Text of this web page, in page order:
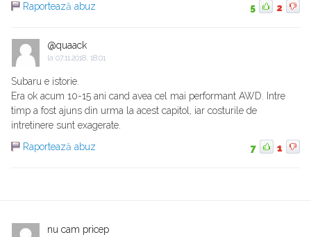
Raportează abuz
5 2
@quaack
la 07.11.2018, 18:01
Subaru e istorie.
Era ok acum 10-15 ani cand avea cel mai performant AWD. Intre
timp a fost ajuns din urma la acest capitol, iar costurile de
intretinere sunt exagerate.
Raportează abuz
7 1
nu cam pricep